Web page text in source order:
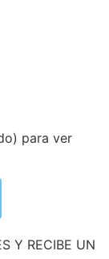
para ver
Y RECIBE UN